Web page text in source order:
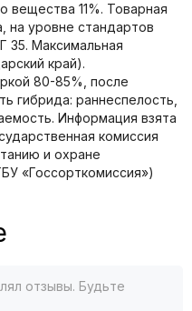
вещества 11%. Товарная
на уровне стандартов
35. Максимальная
край).
80-85%, после
гибрида: раннеспелость,
Информация взята
комиссия
и охране
«Госсорткомиссия»)
отзывы. Будьте